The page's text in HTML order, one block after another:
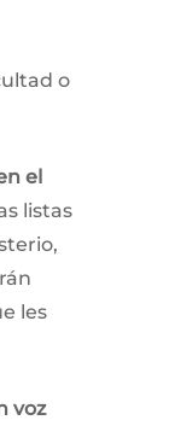
o
el
listas
les
voz